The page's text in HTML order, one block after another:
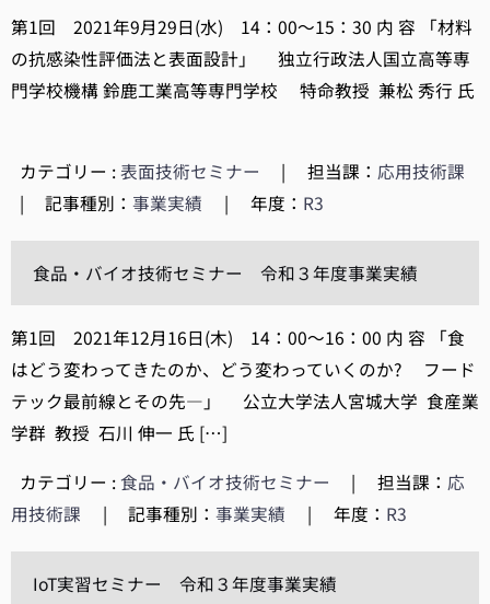
第1回 2021年9月29日(水) 14：00～15：30 内 容 「材料
の抗感染性評価法と表面設計」 独立行政法人国立高等専
門学校機構 鈴鹿工業高等専門学校 特命教授 兼松 秀行 氏
カテゴリー :表面技術セミナー | 担当課： 応用技術課
|
記事種別：事業実績 | 年度： R3
食品・バイオ技術セミナー 令和３年度事業実績
第1回 2021年12月16日(木) 14：00～16：00 内 容 「食
はどう変わってきたのか、どう変わっていくのか? フード
テック最前線とその先―」 公立大学法人宮城大学 食産業
学群 教授 石川 伸一 氏 […]
カテゴリー :食品・バイオ技術セミナー | 担当課： 応
用技術課
| 記事種別：事業実績 | 年度： R3
IoT実習セミナー 令和３年度事業実績